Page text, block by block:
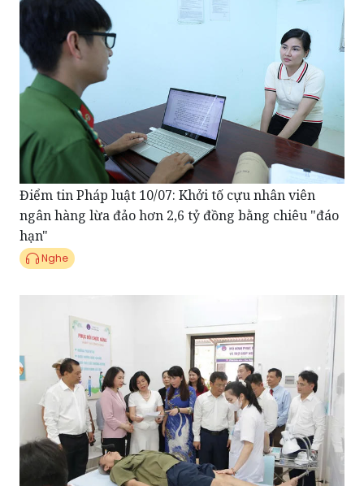
Điểm tin Pháp luật 10/07: Khởi tố cựu nhân viên
ngân hàng lừa đảo hơn 2,6 tỷ đồng bằng chiêu "đáo
hạn"
Nghe